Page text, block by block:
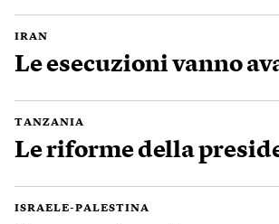
IRAN
Le esecuzioni vanno
TANZANIA
Le riforme della
ISRAELE-PALESTINA